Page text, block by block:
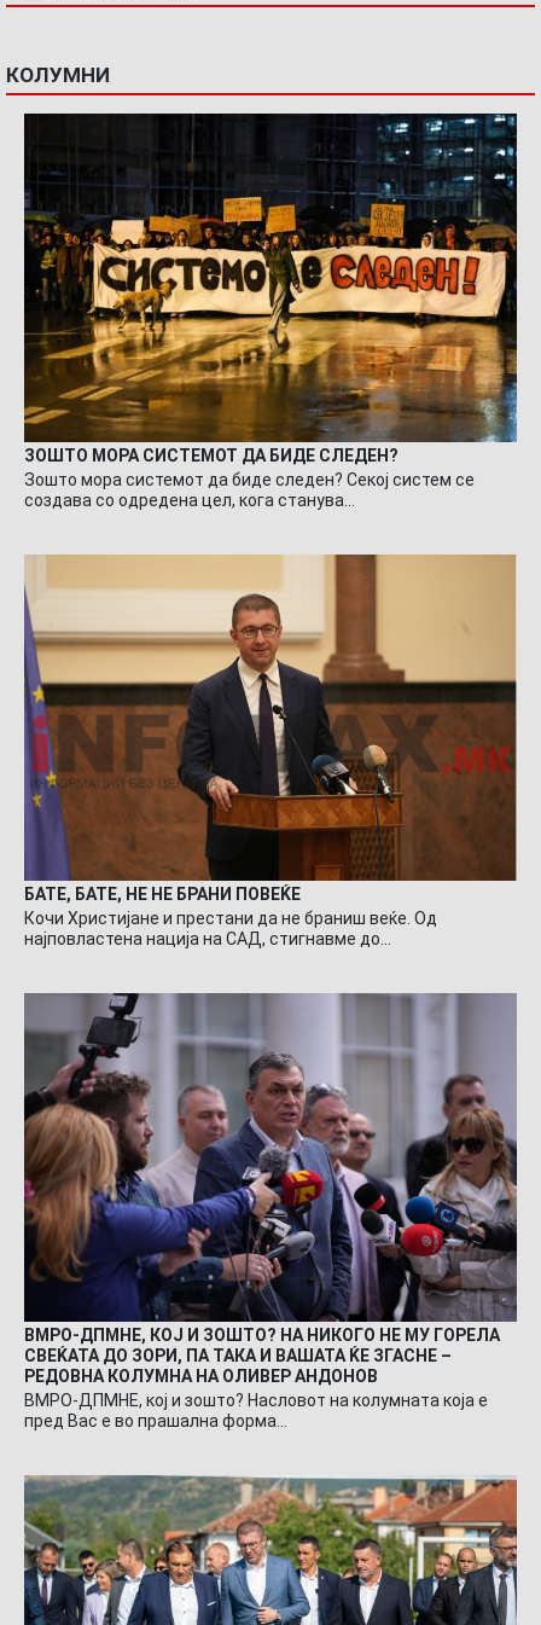
КОЛУМНИ
ЗОШТО МОРА СИСТЕМОТ ДА БИДЕ СЛЕДЕН?
Зошто мора системот да биде следен? Секој систем се
создава со одредена цел, кога станува…
БАТЕ, БАТЕ, НЕ НЕ БРАНИ ПОВЕЌЕ
Кочи Христијане и престани да не браниш веќе. Од
најповластена нација на САД, стигнавме до…
ВМРО-ДПМНЕ, КОЈ И ЗОШТО? НА НИКОГО НЕ МУ ГОРЕЛА
СВЕЌАТА ДО ЗОРИ, ПА ТАКА И ВАШАТА ЌЕ ЗГАСНЕ –
РЕДОВНА КОЛУМНА НА ОЛИВЕР АНДОНОВ
ВМРО-ДПМНЕ, кој и зошто? Насловот на колумната која е
пред Вас е во прашална форма…